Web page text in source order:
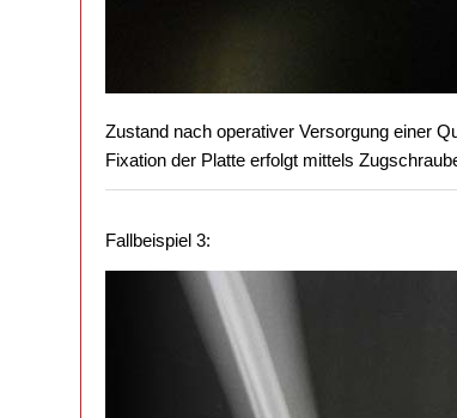
Zustand nach operativer Versorgung einer
Fixation der Platte erfolgt mittels
Fallbeispiel 3: